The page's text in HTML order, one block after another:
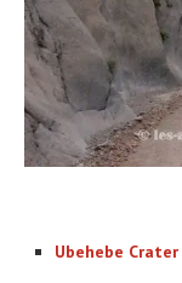
Ubehebe Crater